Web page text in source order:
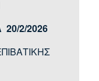
2/2026